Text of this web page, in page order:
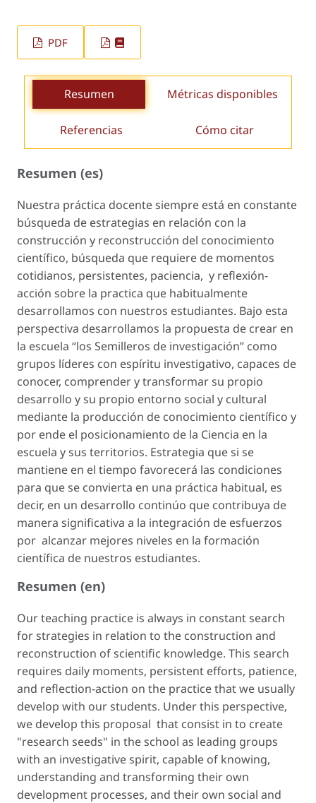
PDF
Resumen Métricas disponibles
Referencias Cómo citar
Resumen (es)
Nuestra práctica docente siempre está en constante
búsqueda de estrategias en relación con la
construcción y reconstrucción del conocimiento
científico, búsqueda que requiere de momentos
cotidianos, persistentes, paciencia, y reflexión-
acción sobre la practica que habitualmente
desarrollamos con nuestros estudiantes. Bajo esta
perspectiva desarrollamos la propuesta de crear en
la escuela “los Semilleros de investigación” como
grupos líderes con espíritu investigativo, capaces de
conocer, comprender y transformar su propio
desarrollo y su propio entorno social y cultural
mediante la producción de conocimiento científico y
por ende el posicionamiento de la Ciencia en la
escuela y sus territorios. Estrategia que si se
mantiene en el tiempo favorecerá las condiciones
para que se convierta en una práctica habitual, es
decir, en un desarrollo continúo que contribuya de
manera significativa a la integración de esfuerzos
por alcanzar mejores niveles en la formación
científica de nuestros estudiantes.
Resumen (en)
Our teaching practice is always in constant search
for strategies in relation to the construction and
reconstruction of scientific knowledge. This search
requires daily moments, persistent efforts, patience,
and reflection-action on the practice that we usually
develop with our students. Under this perspective,
we develop this proposal that consist in to create
"research seeds" in the school as leading groups
with an investigative spirit, capable of knowing,
understanding and transforming their own
development processes, and their own social and